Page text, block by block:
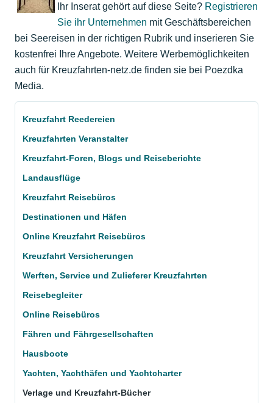
Ihr Inserat gehört auf diese Seite? Registrieren
Sie ihr Unternehmen mit Geschäftsbereichen
bei Seereisen in der richtigen Rubrik und inserieren Sie
kostenfrei Ihre Angebote. Weitere Werbemöglichkeiten
auch für Kreuzfahrten-netz.de finden sie bei Poezdka
Media.
Kreuzfahrt Reedereien
Kreuzfahrten Veranstalter
Kreuzfahrt-Foren, Blogs und Reiseberichte
Landausflüge
Kreuzfahrt Reisebüros
Destinationen und Häfen
Online Kreuzfahrt Reisebüros
Kreuzfahrt Versicherungen
Werften, Service und Zulieferer Kreuzfahrten
Reisebegleiter
Online Reisebüros
Fähren und Fährgesellschaften
Hausboote
Yachten, Yachthäfen und Yachtcharter
Verlage und Kreuzfahrt-Bücher